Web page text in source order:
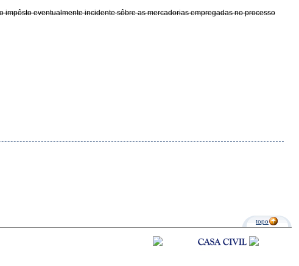
eventualmente incidente sôbre as mercadorias empregadas no processo
topo